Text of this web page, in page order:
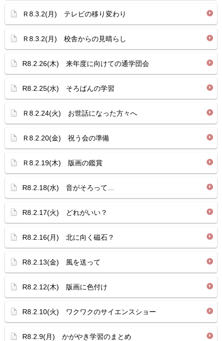
Ｒ8.3.2(月) テレビの移り変わり
Ｒ8.3.2(月) 校舎からの見晴らし
R8.2.26(木) 来年度に向けての通学団会
R8.2.25(水) そろばんの学習
Ｒ8.2.24(火) お世話になった方々へ
Ｒ8.2.20(金) 祝う会の準備
Ｒ8.2.19(木) 版画の鑑賞
R8.2.18(水) 音がそろって…
R8.2.17(火) どれがいい？
R8.2.16(月) 北に向く磁石？
R8.2.13(金) 風を送って
R8.2.12(木) 版画に色付け
R8.2.10(火) ワクワクのサイエンスショー
R8.2.9(月) かがやき学習のまとめ